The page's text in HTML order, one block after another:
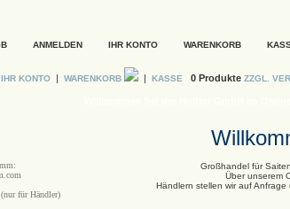
ANMELDEN IHR KONTO WARENKORB
IHR KONTO | WARENKORB | KASSE 0 Produkte ZZGL.
für Händler)
Großhandel für
Über unserem
Händlern stellen wir auf Anfrage